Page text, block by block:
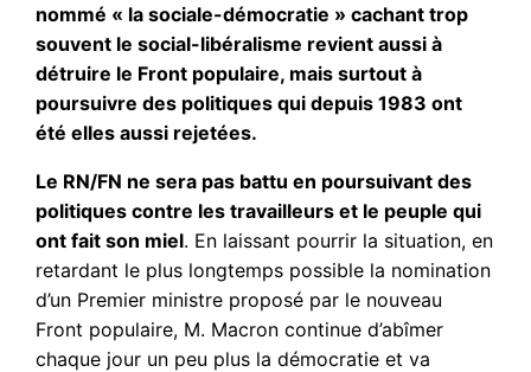
nommé « la sociale-démocratie » cachant trop
souvent le social-libéralisme revient aussi à
détruire le Front populaire, mais surtout à
poursuivre des politiques qui depuis 1983 ont
été elles aussi rejetées.
Le RN/FN ne sera pas battu en poursuivant des
politiques contre les travailleurs et le peuple qui
ont fait son miel. En laissant pourrir la situation, en
retardant le plus longtemps possible la nomination
d’un Premier ministre proposé par le nouveau
Front populaire, M. Macron continue d’abîmer
chaque jour un peu plus la démocratie et va